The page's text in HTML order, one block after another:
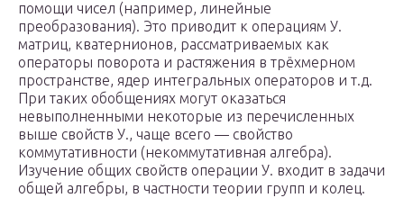
помощи чисел (например, линейные
преобразования). Это приводит к операциям У.
матриц, кватернионов, рассматриваемых как
операторы поворота и растяжения в трёхмерном
пространстве, ядер интегральных операторов и т.д.
При таких обобщениях могут оказаться
невыполненными некоторые из перечисленных
выше свойств У., чаще всего — свойство
коммутативности (некоммутативная алгебра).
Изучение общих свойств операции У. входит в задачи
общей алгебры, в частности теории групп и колец.